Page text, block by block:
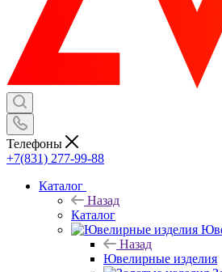
Телефоны
+7(831) 277-99-88
Каталог
Назад
Каталог
Назад
Ювелирные изделия